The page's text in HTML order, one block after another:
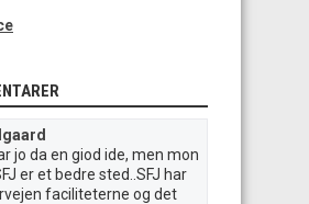
jo da en giod ide, men mon
er et bedre sted..SFJ har
faciliteterne og det